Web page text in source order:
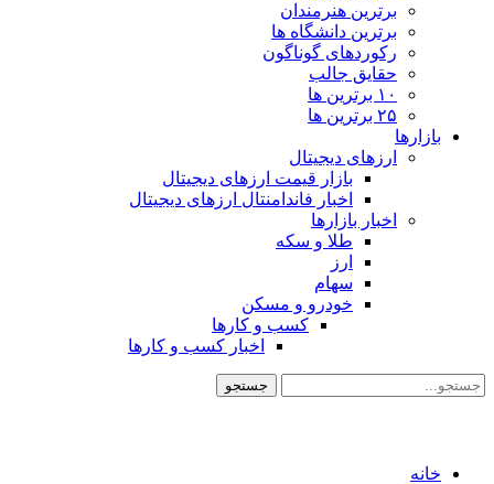
برترین هنرمندان
برترین دانشگاه ها
رکوردهای گوناگون
حقایق جالب
۱۰ برترین ها
۲۵ برترین ها
بازارها
ارزهای دیجیتال
بازار قیمت ارزهای دیجیتال
اخبار فاندامنتال ارزهای دیجیتال
اخبار بازارها
طلا و سکه
ارز
سهام
خودرو و مسکن
کسب و کارها
اخبار کسب و کارها
خانه